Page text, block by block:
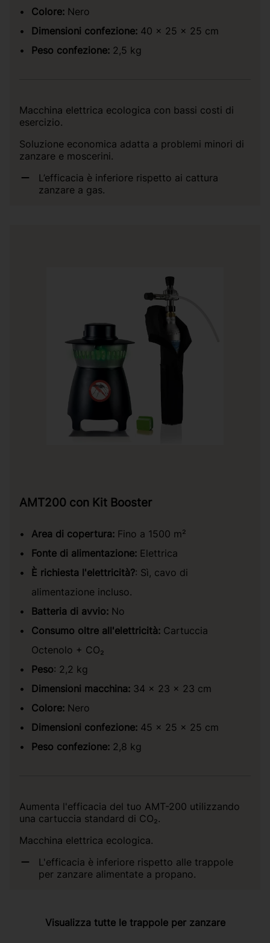
Colore: Nero
Dimensioni confezione: 40 x 25 x 25 cm
Peso confezione: 2,5 kg
Macchina elettrica ecologica con bassi costi di
esercizio.
Soluzione economica adatta a problemi minori di
zanzare e moscerini.
L’efficacia è inferiore rispetto ai cattura
zanzare a gas.
AMT200 con Kit Booster
Area di copertura: Fino a 1500 m²
Fonte di alimentazione: Elettrica
È richiesta l'elettricità?: Sì, cavo di
alimentazione incluso.
Batteria di avvio: No
Consumo oltre all'elettricità: Cartuccia
Octenolo + CO₂
Peso: 2,2 kg
Dimensioni macchina: 34 x 23 x 23 cm
Colore: Nero
Dimensioni confezione: 45 x 25 x 25 cm
Peso confezione: 2,8 kg
Aumenta l'efficacia del tuo AMT-200 utilizzando
una cartuccia standard di CO₂.
Macchina elettrica ecologica.
L'efficacia è inferiore rispetto alle trappole
per zanzare alimentate a propano.
Visualizza tutte le trappole per zanzare